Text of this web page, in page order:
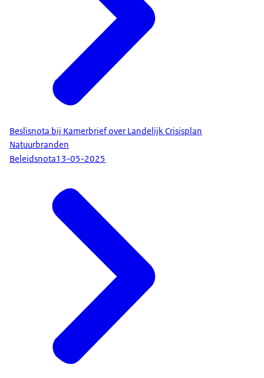
Beslisnota bij Kamerbrief over Landelijk Crisisplan
Natuurbranden
Beleidsnota13-05-2025